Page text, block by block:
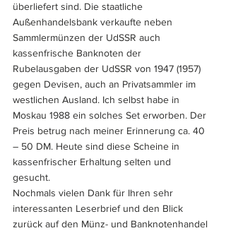
überliefert sind. Die staatliche
Außenhandelsbank verkaufte neben
Sammlermünzen der UdSSR auch
kassenfrische Banknoten der
Rubelausgaben der UdSSR von 1947 (1957)
gegen Devisen, auch an Privatsammler im
westlichen Ausland. Ich selbst habe in
Moskau 1988 ein solches Set erworben. Der
Preis betrug nach meiner Erinnerung ca. 40
– 50 DM. Heute sind diese Scheine in
kassenfrischer Erhaltung selten und
gesucht.
Nochmals vielen Dank für Ihren sehr
interessanten Leserbrief und den Blick
zurück auf den Münz- und Banknotenhandel